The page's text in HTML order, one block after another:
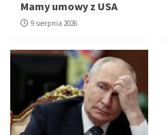
Mamy umowy z USA
9 sierpnia 2026